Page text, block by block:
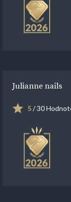
Julianne nails
5/ 30